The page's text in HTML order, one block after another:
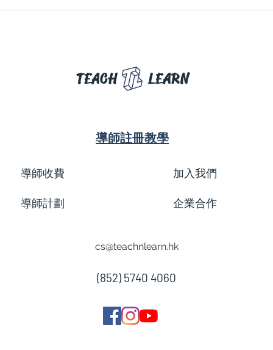
TEACH LEARN
導師註冊教學
導師收費
導師計劃
加入我們
企業合作
cs@teachnlearn.hk
(852) 5740 4060